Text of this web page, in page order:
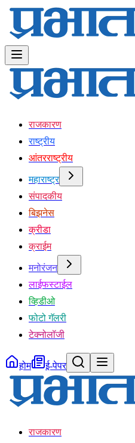
राजकारण
राष्ट्रीय
आंतरराष्ट्रीय
महाराष्ट्र
संपादकीय
बिझनेस
क्रीडा
क्राईम
मनोरंजन
लाईफस्टाईल
व्हिडीओ
फोटो गॅलरी
टेक्नोलॉजी
होम ई-पेपर
राजकारण